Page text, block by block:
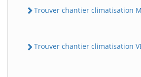
Trouver chantier climatisation
Trouver chantier climatisation